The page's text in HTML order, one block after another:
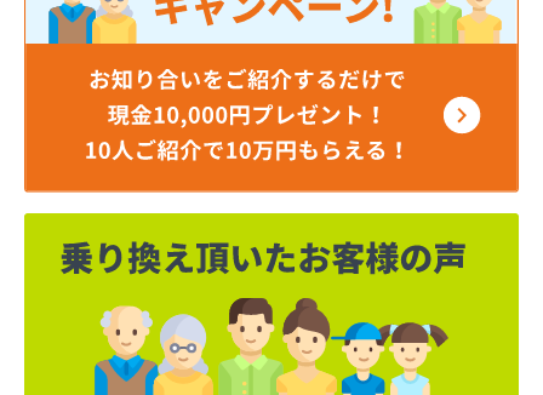
外川プロパン
株式会社TOKAI 多治見営業所
株式会社エム・フルカワ 燃料部
株式会社かじ繁
株式会社タツカワ
株式会社ネクスト名和
株式会社フジヨシホームガス
株式会社ホームエネルギー 東海岐阜センター
株式会社ホームエネルギー 東海岐阜センター
株式会社ホンクメ
株式会社マルエイ エコ・エネルギー事業部
株式会社マルエイ リビング営業所・営業部・販売